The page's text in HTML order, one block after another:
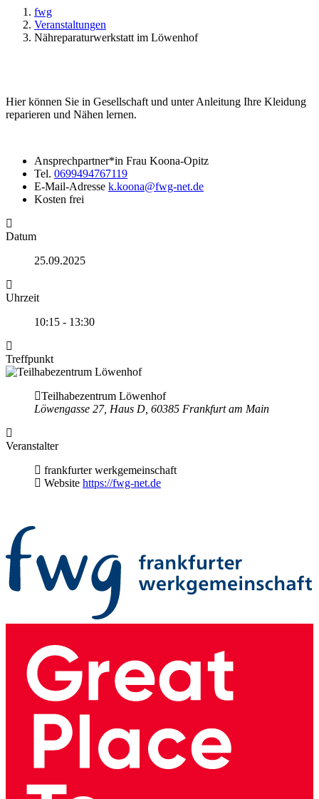
fwg
Veranstaltungen
Nähreparaturwerkstatt im Löwenhof
Hier können Sie in Gesellschaft und unter Anleitung Ihre Kleidung
reparieren und Nähen lernen.
Ansprechpartner*in Frau Koona-Opitz
Tel. 0699494767119
E-Mail-Adresse k.koona@fwg-net.de
Kosten frei
Datum
25.09.2025
Uhrzeit
10:15 - 13:30
Treffpunkt
Teilhabezentrum Löwenhof
Löwengasse 27, Haus D, 60385 Frankfurt am Main
Veranstalter
frankfurter werkgemeinschaft
Website https://fwg-net.de